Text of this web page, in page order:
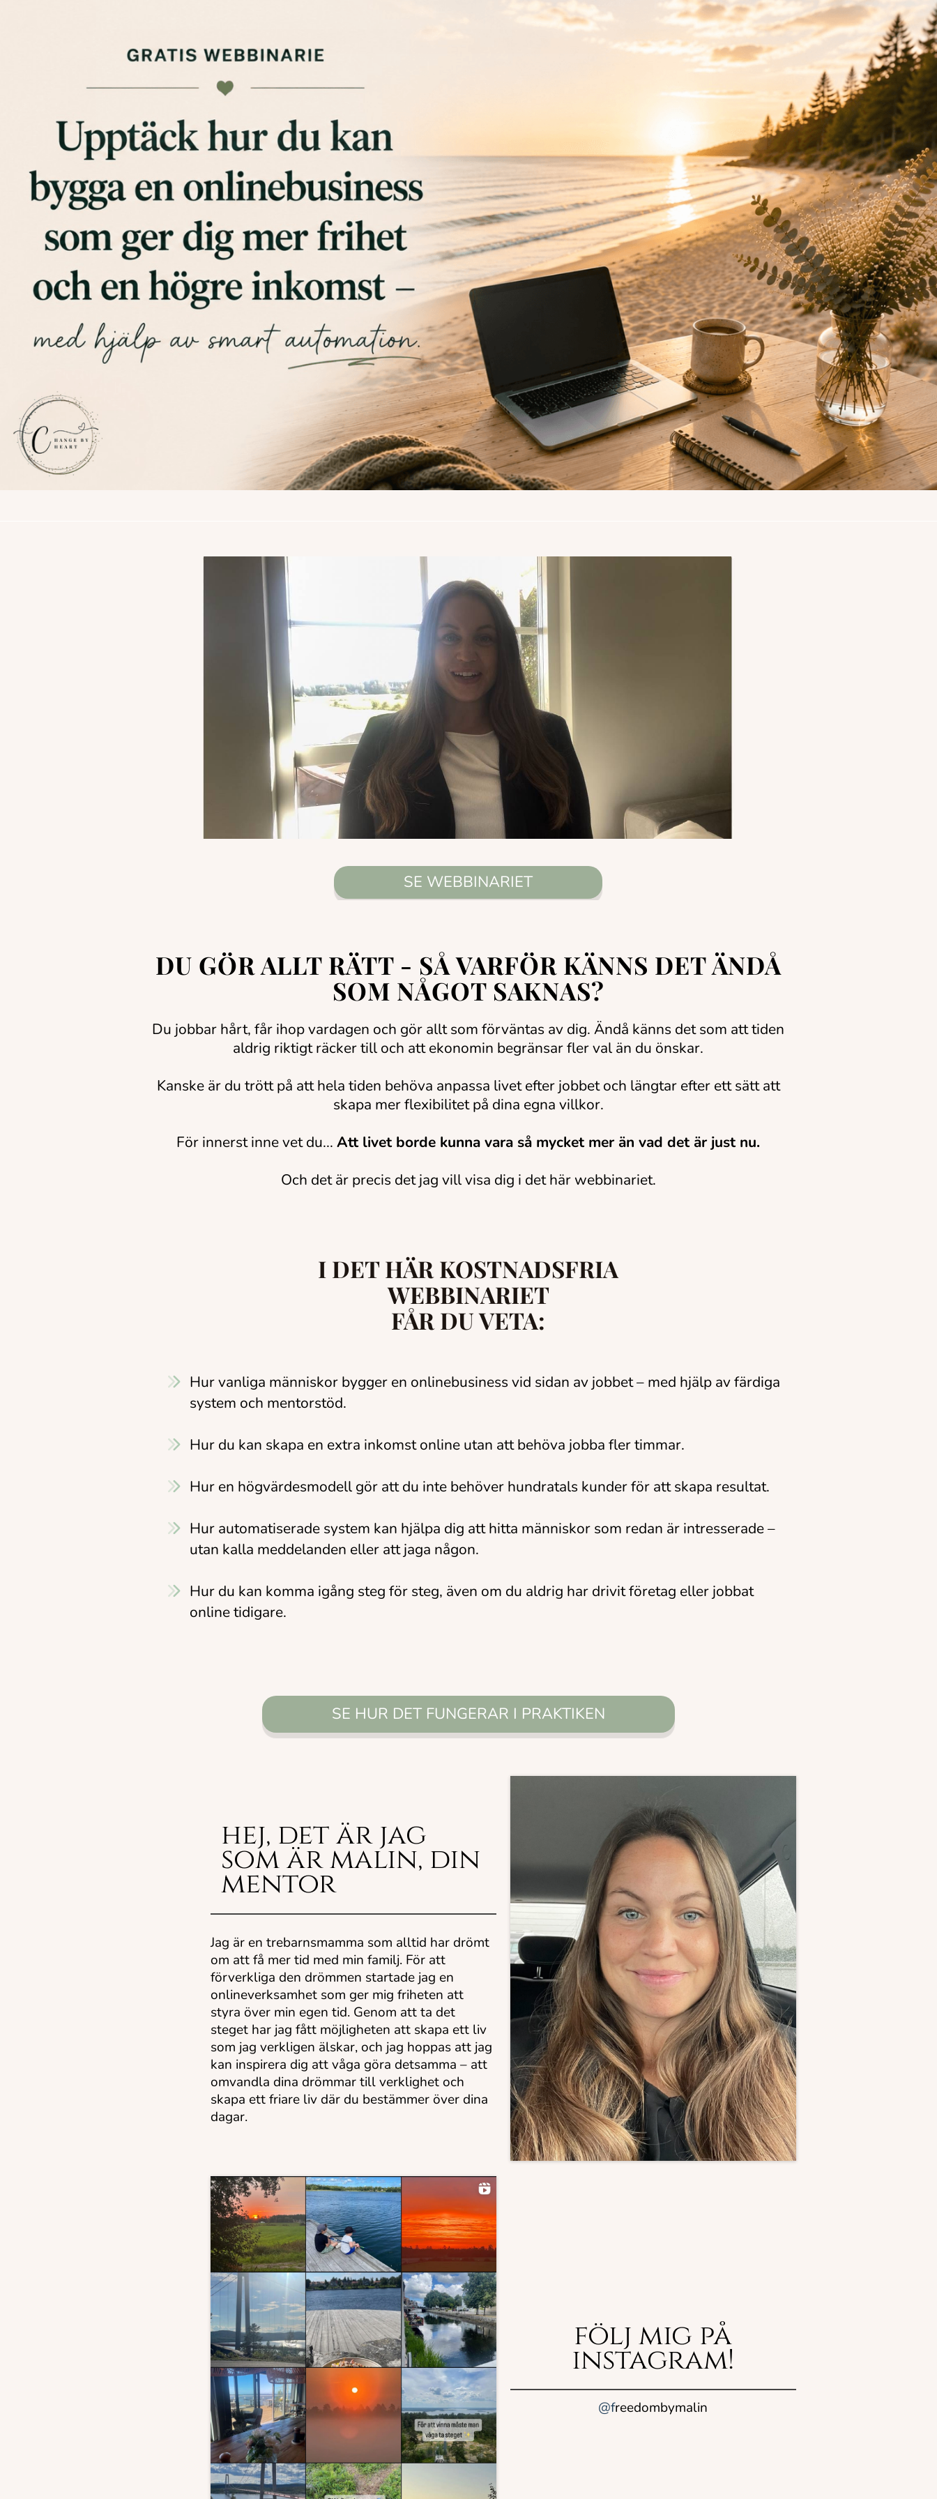
SE WEBBINARIET
DU GÖR ALLT RÄTT - SÅ VARFÖR KÄNNS DET ÄNDÅ
SOM NÅGOT SAKNAS?
Du jobbar hårt, får ihop vardagen och gör allt som förväntas av dig. Ändå känns det som att tiden
aldrig riktigt räcker till och att ekonomin begränsar fler val än du önskar.
Kanske är du trött på att hela tiden behöva anpassa livet efter jobbet och längtar efter ett sätt att
skapa mer flexibilitet på dina egna villkor.
För innerst inne vet du...Att livet borde kunna vara så mycket mer än vad det är just nu.
Och det är precis det jag vill visa dig i det här webbinariet.
I DET HÄR KOSTNADSFRIA
WEBBINARIET
FÅR DU VETA:
Hur vanliga människor bygger en onlinebusiness vid sidan av jobbet – med hjälp av färdiga
system och mentorstöd.
Hur du kan skapa en extra inkomst online utan att behöva jobba fler timmar.
Hur en högvärdesmodell gör att du inte behöver hundratals kunder för att skapa resultat.
Hur automatiserade system kan hjälpa dig att hitta människor som redan är intresserade –
utan kalla meddelanden eller att jaga någon.
Hur du kan komma igång steg för steg, även om du aldrig har drivit företag eller jobbat
online tidigare.
SE HUR DET FUNGERAR I PRAKTIKEN
hej, det är jag
som är malin, din
mentor
Jag är en trebarnsmamma som alltid har drömt
om att få mer tid med min familj. För att
förverkliga den drömmen startade jag en
onlineverksamhet som ger mig friheten att
styra över min egen tid. Genom att ta det
steget har jag fått möjligheten att skapa ett liv
som jag verkligen älskar, och jag hoppas att jag
kan inspirera dig att våga göra detsamma – att
omvandla dina drömmar till verklighet och
skapa ett friare liv där du bestämmer över dina
dagar.
följ mig på
instagram!
@freedombymalin